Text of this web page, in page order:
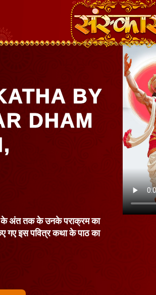
BY
DHAM
के अंत तक के उनके पराक्रम का
गए इस पवित्र कथा के पाठ का